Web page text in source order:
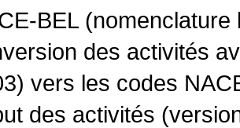
BEL
des activités
vers les codes
des activités